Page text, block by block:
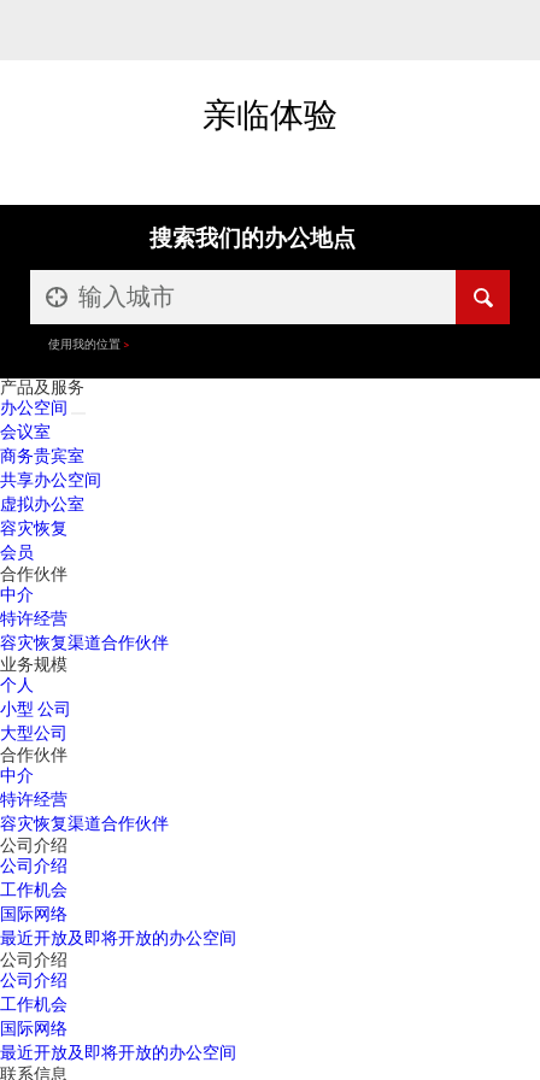
亲临体验
搜索我们的办公地点
使用我的位置
产品及服务
办公空间
会议室
商务贵宾室
共享办公空间
虚拟办公室
容灾恢复
会员
合作伙伴
中介
特许经营
容灾恢复渠道合作伙伴
业务规模
个人
小型 公司
大型公司
合作伙伴
中介
特许经营
容灾恢复渠道合作伙伴
公司介绍
公司介绍
工作机会
国际网络
最近开放及即将开放的办公空间
公司介绍
公司介绍
工作机会
国际网络
最近开放及即将开放的办公空间
联系信息